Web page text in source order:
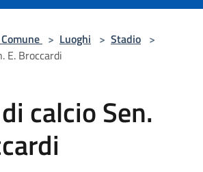
> Luoghi > Stadio >
E. Broccardi
calcio Sen.